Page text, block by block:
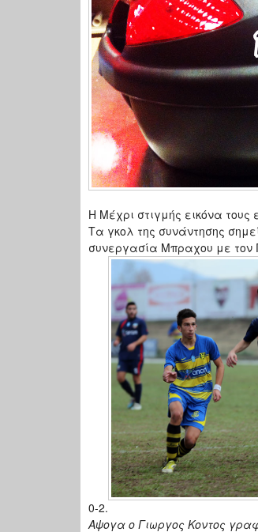
H Μέχρι στιγμής εικόνα τους
Τα γκολ της συνάντησης
συνεργασία Μπραχου με τον
0-2.
Αψογα ο Γιωργος Κοντος